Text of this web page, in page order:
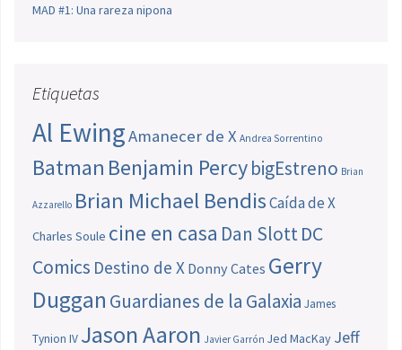
MAD #1: Una rareza nipona
Etiquetas
Al EwingAmanecer de X Andrea Sorrentino
Batman Benjamin PercybigEstreno Brian
Azzarello Brian Michael BendisCaída de X
Charles Soule cine en casa Dan SlottDC
Comics Destino de X Donny Cates Gerry
Duggan Guardianes de la Galaxia James
Tynion IV Jason Aaron Javier Garrón Jed MacKay Jeff